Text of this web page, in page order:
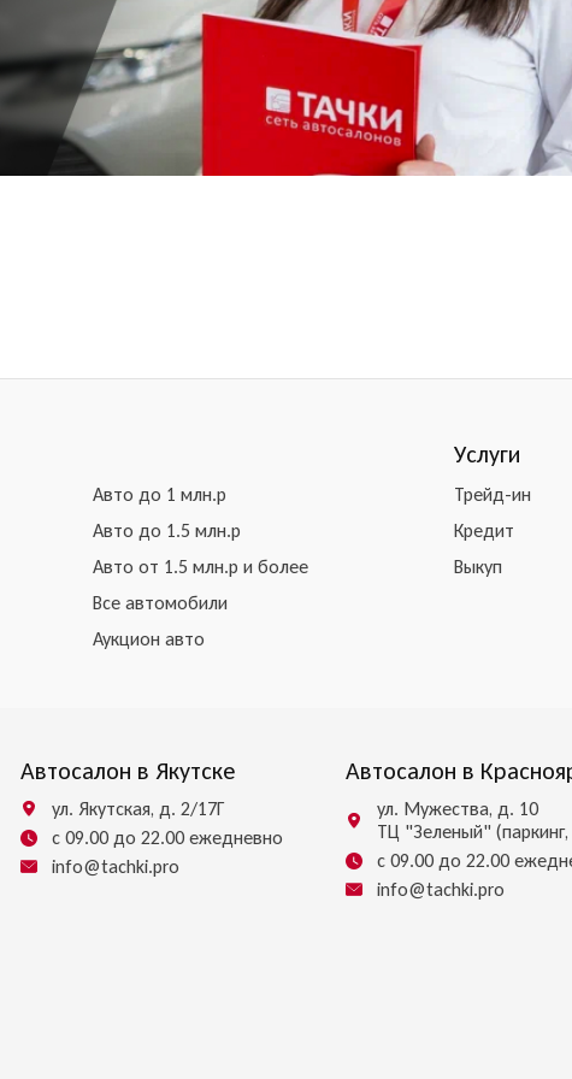
Авто до 1 млн.р
Авто до 1.5 млн.р
Авто от 1.5 млн.р и более
Все автомобили
Аукцион авто
Услуги
Трейд-ин
Кредит
Выкуп
Автосалон в Якутске
ул. Якутская, д. 2/17Г
с 09.00 до 22.00 ежедневно
info@tachki.pro
Автосалон в
ул. Мужества, д. 10
ТЦ "Зеленый"
с 09.00 до 22.00
info@tachki.pro